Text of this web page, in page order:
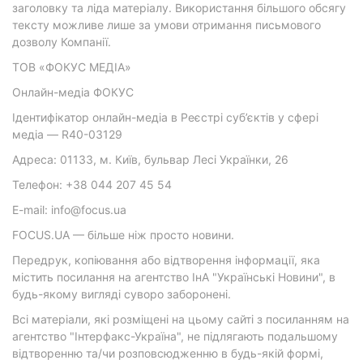
заголовку та ліда матеріалу. Використання більшого обсягу
тексту можливе лише за умови отримання письмового
дозволу Компанії.
ТОВ «ФОКУС МЕДІА»
Онлайн-медіа ФОКУС
Ідентифікатор онлайн-медіа в Реєстрі суб’єктів у сфері
медіа — R40-03129
Адреса: 01133, м. Київ, бульвар Лесі Українки, 26
Телефон: +38 044 207 45 54
E-mail: info@focus.ua
FOCUS.UA — більше ніж просто новини.
Передрук, копіювання або відтворення інформації, яка
містить посилання на агентство ІнА "Українські Новини", в
будь-якому вигляді суворо заборонені.
Всі матеріали, які розміщені на цьому сайті з посиланням на
агентство "Інтерфакс-Україна", не підлягають подальшому
відтворенню та/чи розповсюдженню в будь-якій формі,